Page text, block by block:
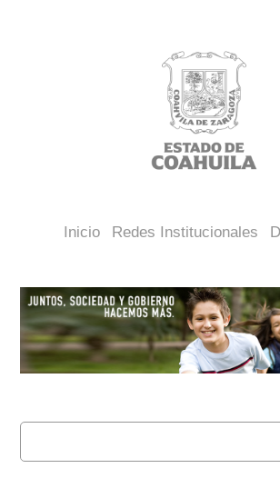
Inicio Redes Institucionales
Buscar